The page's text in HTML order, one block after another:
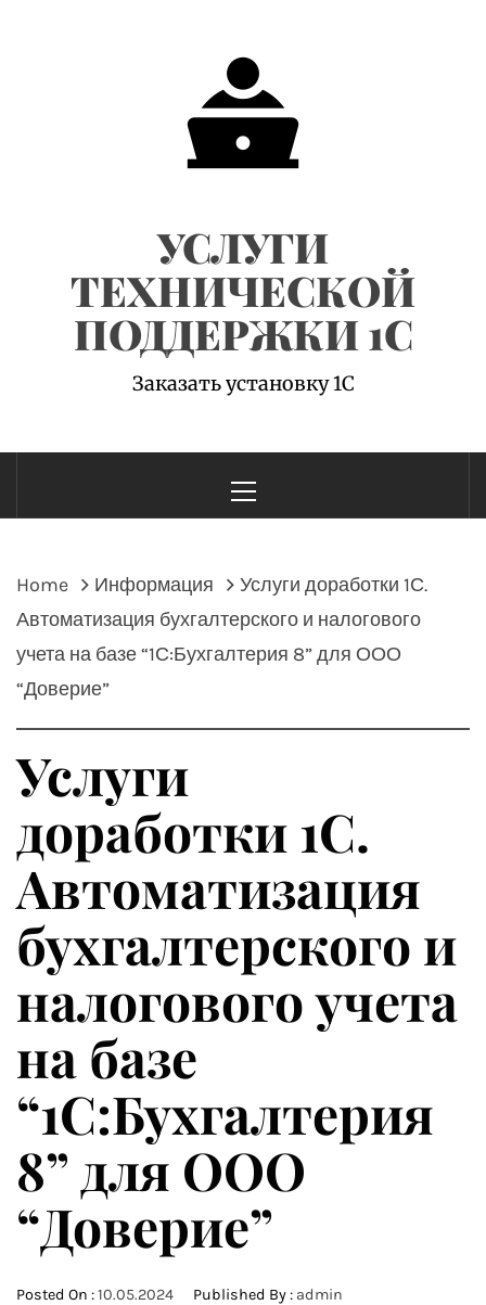
УСЛУГИ
ТЕХНИЧЕСКОЙ
ПОДДЕРЖКИ 1С
Заказать установку 1С
Menu
Home Информация
Услуги доработки 1С.
Автоматизация бухгалтерского и налогового
учета на базе “1С:Бухгалтерия 8” для ООО
“Доверие”
Услуги
доработки 1С.
Автоматизация
бухгалтерского и
налогового учета
на базе
“1С:Бухгалтерия
8” для ООО
“Доверие”
Posted On :10.05.2024 Published By : admin